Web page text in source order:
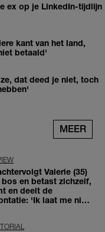
ex op je LinkedIn-tijdlijn
kant van het land,
betaald'
dat deed je niet, toch
MEER
Valerie (35)
bos en betast zichzelf,
en deelt de
'Ik laat me niet